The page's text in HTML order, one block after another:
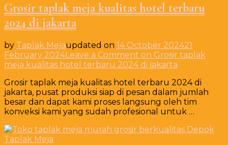
Grosir taplak meja kualitas hotel terbaru
2024 di jakarta
by Taplak Mejaupdated on 14 October 202421
February 2024Leave a Comment on Grosir taplak
meja kualitas hotel terbaru 2024 di jakarta
Grosir taplak meja kualitas hotel terbaru 2024 di
jakarta, pusat produksi siap di pesan dalam jumlah
besar dan dapat kami proses langsung oleh tim
konveksi kami yang sudah profesional untuk …
Taplak Meja